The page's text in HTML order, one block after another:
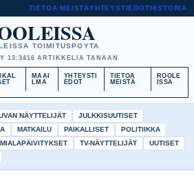
TIETOA MEISTÄYHTEYSTIEDOTHISTORIA
TOIMITUSPOYTA
13:3416 ARTIKKELIA TANAAN
MAAI
LMA
YHTEYSTI
EDOT
TIETOA
MEISTÄ
ROOLE
ISSA
NÄYTTELIJÄT
JULKKISUUTISET
MATKAILU PAIKALLISET
POLITIIKKA
TV-NÄYTTELIJÄT
UUTISET